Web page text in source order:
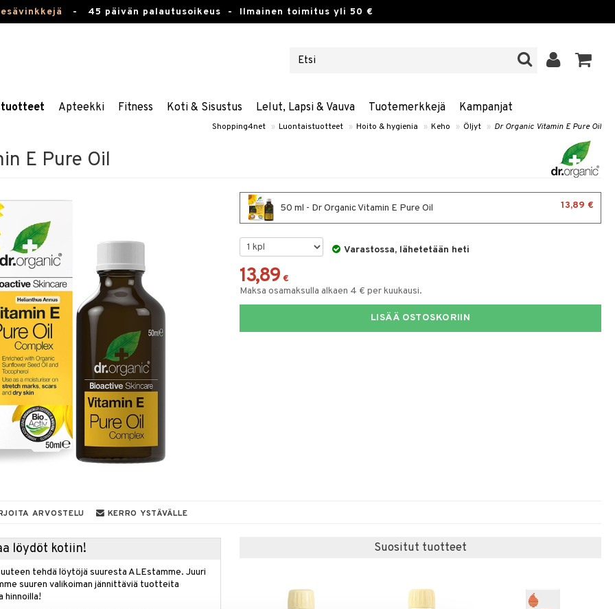
- 45 päivän palautusoikeus - Ilmainen toimitus yli 50 €
Apteekki Fitness Koti & Sisustus Lelut, Lapsi & Vauva Tuotemerkkejä Kampanjat
Shopping4net » Luontaistuotteet » Hoito & hygienia » Keho » Öljyt » Dr Organic Vitamin E Pure Oil
E Pure Oil
50 ml - Dr Organic Vitamin E Pure Oil 13,89 €
Varastossa, lähetetään heti
13,89 €
Maksa osamaksulla alkaen 4 € per kuukausi.
LISÄÄ OSTOSKORIIN
ARVOSTELU KERRO YSTÄVÄLLE
löydöt kotiin!
tehdä löytöjä suuresta ALEstamme. Juuri
suuren valikoiman jännittäviä tuotteita
hinnoilla!
Suositut tuotteet